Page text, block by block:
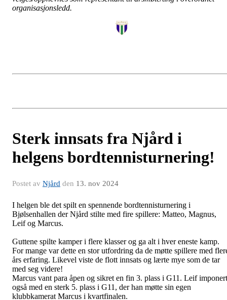
organisasjonsledd.
Sterk innsats fra Njård i
helgens bordtennisturnering!
Postet av Njård den 13. nov 2024
I helgen ble det spilt en spennende bordtennisturnering i
Bjølsenhallen der Njård stilte med fire spillere: Matteo, Magnus,
Leif og Marcus.
Guttene spilte kamper i flere klasser og ga alt i hver eneste kamp.
For mange var dette en stor utfordring da de møtte spillere med
års erfaring. Likevel viste de flott innsats og lærte mye som de tar
med seg videre!
Marcus vant para åpen og sikret en fin 3. plass i G11. Leif
også med en sterk 5. plass i G11, der han møtte sin egen
klubbkamerat Marcus i kvartfinalen.